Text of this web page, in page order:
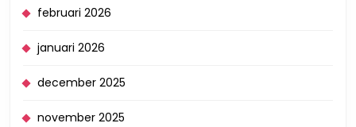
februari 2026
januari 2026
december 2025
november 2025